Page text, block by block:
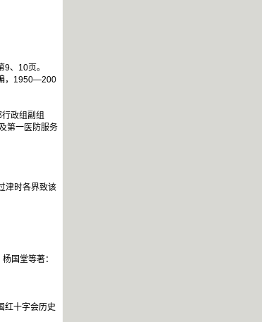
、10页。
，1950—200
政组副组
第一医防服务
津时各界致该
国堂等著：
红十字会历史